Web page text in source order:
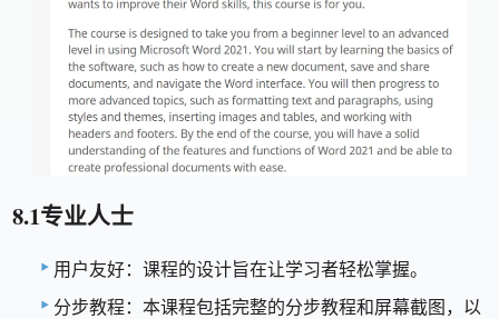
8.1专业人士
用户友好：课程的设计旨在让学习者轻松掌握。
分步教程：本课程包括完整的分步教程和屏幕截图，以